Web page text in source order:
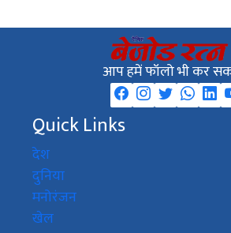
आप हमें फॉलो भी कर
Quick Links
देश
दुनिया
मनोरंजन
खेल